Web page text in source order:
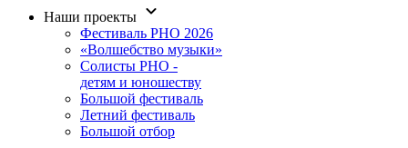
Наши проекты
Фестиваль РНО 2026
«Волшебство музыки»
Солисты РНО -
детям и юношеству
Большой фестиваль
Летний фестиваль
Большой отбор